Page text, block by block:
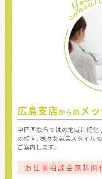
広島支店からの メ
中四国ならではの地域に特化
の傾向、様々な就業スタイル
ご案内します。
お仕事相談会無料開